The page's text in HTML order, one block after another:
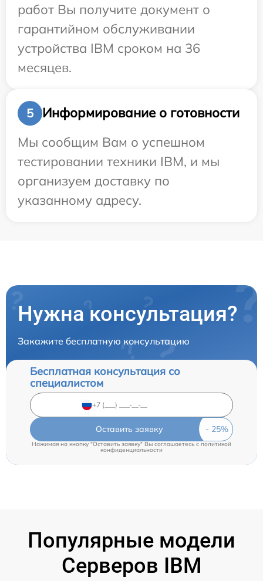
работ Вы получите документ о
гарантийном обслуживании
устройства IBM сроком на 36
месяцев.
5
Информирование о готовности
Мы сообщим Вам о успешном
тестировании техники IBM, и мы
организуем доставку по
указанному адресу.
Нужна консультация?
Закажите бесплатную консультацию
Бесплатная консультация со
специалистом
Оставить заявку
Нажимая на кнопку "Оставить заявку" Вы соглашаетесь cполитикой
конфиденциальности
Популярные модели
Серверов IBM